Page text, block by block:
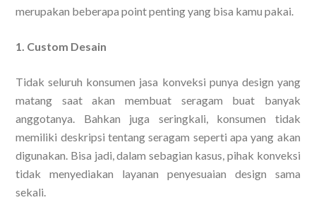
merupakan beberapa point penting yang bisa kamu pakai.
1. Custom Desain
Tidak seluruh konsumen jasa konveksi punya design yang
matang saat akan membuat seragam buat banyak
anggotanya. Bahkan juga seringkali, konsumen tidak
memiliki deskripsi tentang seragam seperti apa yang akan
digunakan. Bisa jadi, dalam sebagian kasus, pihak konveksi
tidak menyediakan layanan penyesuaian design sama
sekali.